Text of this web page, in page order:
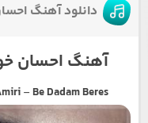
دانلود آهنگ
آهنگ احسان
– Be Dadam Beres